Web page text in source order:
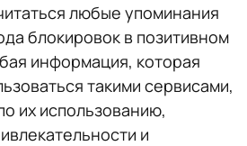
любые упоминания
блокировок в позитивном
информация, которая
такими сервисами,
их использованию,
и